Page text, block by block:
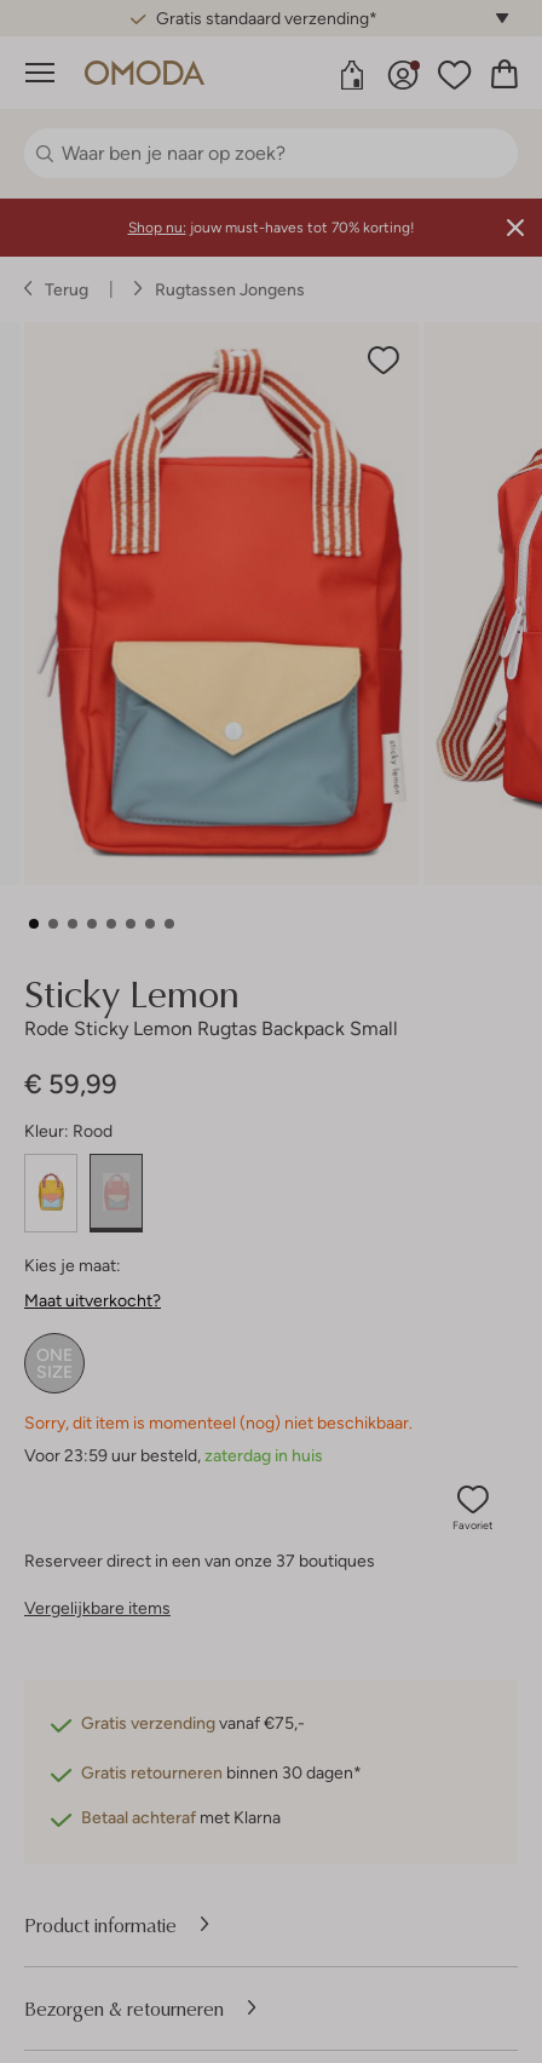
Gratis standaard verzending*
Menu
Shop nu: jouw must-haves tot 70% korting!
Terug Rugtassen Jongens
Sticky Lemon
Rode Sticky Lemon Rugtas Backpack Small
€ 59,99
Kleur: Rood
Kies je maat:
Maat uitverkocht?
ONE
SIZE
Sorry, dit item is momenteel (nog) niet beschikbaar.
Voor 23:59 uur besteld,zaterdag in huis
Favoriet
Reserveer direct in een van onze 37 boutiques
Vergelijkbare items
Gratis verzendingvanaf €75,-
Gratis retourneren binnen 30 dagen*
Betaal achteraf met Klarna
Product informatie
Bezorgen & retourneren